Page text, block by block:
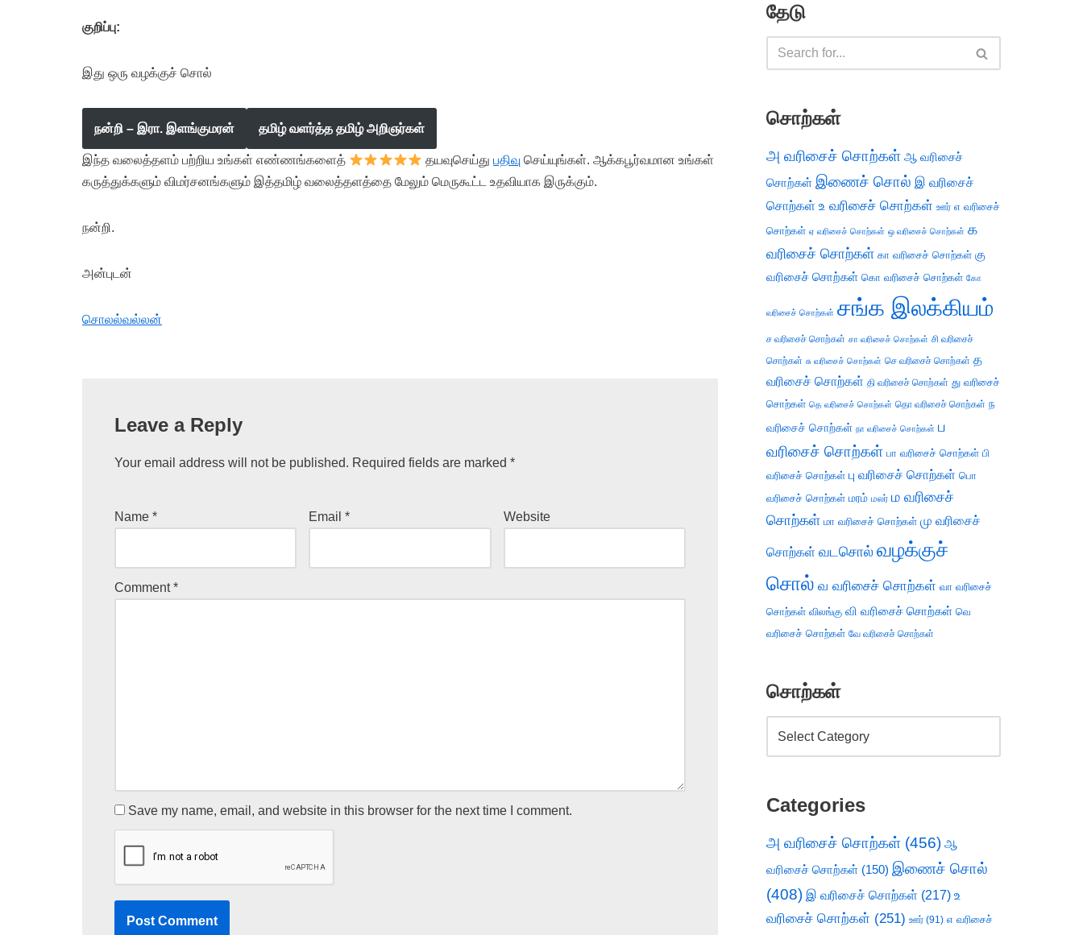
குறிப்பு:
இது ஒரு வழக்குச் சொல்
நன்றி – இரா. இளங்குமரன் தமிழ் வளர்த்த தமிழ் அறிஞர்கள்
இந்த வலைத்தளம் பற்றிய உங்கள் எண்ணங்களைத் தயவுசெய்துபதிவு செய்யுங்கள். ஆக்கபூர்வமான உங்கள்
கருத்துக்களும் விமர்சனங்களும் இத்தமிழ் வலைத்தளத்தை மேலும் மெருகூட்ட உதவியாக இருக்கும்.
நன்றி.
அன்புடன்
சொலல்வல்லன்
Leave a Reply
Your email address will not be published. Required fields are marked *
Name * Email* Website
Comment*
Save my name, email, and website in this browser for the next time I comment.
தேடு
சொற்கள்
அ வரிசைச் சொற்கள் ஆ வரிசைச்
சொற்கள் இணைச் சொல் இ வரிசைச்
சொற்கள் உ வரிசைச் சொற்கள் ஊர் எ வரிசைச்
சொற்கள் ஏ வரிசைச் சொற்கள் ஒ வரிசைச் சொற்கள் க
வரிசைச் சொற்கள் கா வரிசைச் சொற்கள் கு
வரிசைச் சொற்கள் கொ வரிசைச் சொற்கள் கோ
வரிசைச் சொற்கள் சங்க இலக்கியம்
ச வரிசைச் சொற்கள் சா வரிசைச் சொற்கள் சி வரிசைச்
சொற்கள் சு வரிசைச் சொற்கள் செ வரிசைச் சொற்கள் த
வரிசைச் சொற்கள் தி வரிசைச் சொற்கள் து வரிசைச்
சொற்கள் தெ வரிசைச் சொற்கள் தொ வரிசைச் சொற்கள் ந
வரிசைச் சொற்கள் நா வரிசைச் சொற்கள் ப
வரிசைச் சொற்கள் பா வரிசைச் சொற்கள் பி
வரிசைச் சொற்கள் பு வரிசைச் சொற்கள் பொ
வரிசைச் சொற்கள் மரம் மலர் ம வரிசைச்
சொற்கள் மா வரிசைச் சொற்கள் மு வரிசைச்
சொற்கள் வடசொல் வழக்குச்
சொல் வ வரிசைச் சொற்கள் வா வரிசைச்
சொற்கள் விலங்கு வி வரிசைச் சொற்கள் வெ
வரிசைச் சொற்கள் வே வரிசைச் சொற்கள்
சொற்கள்
Categories
அ வரிசைச் சொற்கள் (456) ஆ
வரிசைச் சொற்கள் (150) இணைச் சொல்
(408) இ வரிசைச் சொற்கள் (217) உ
வரிசைச் சொற்கள் (251) ஊர் (91) எ வரிசைச்